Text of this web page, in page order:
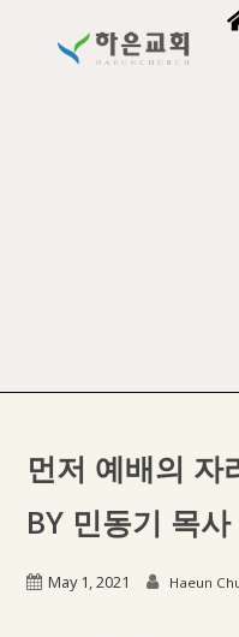
먼저 예배의 자
BY 민동기 목사
May 1, 2021 Haeun